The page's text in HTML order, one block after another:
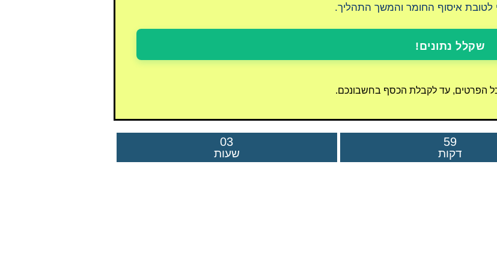
לטובת איסוף החומר והמשך התהליך.
שקלל נתונים!
כל הפרטים, עד לקבלת הכסף בחשבונכם.
03
שעות
59
דקות